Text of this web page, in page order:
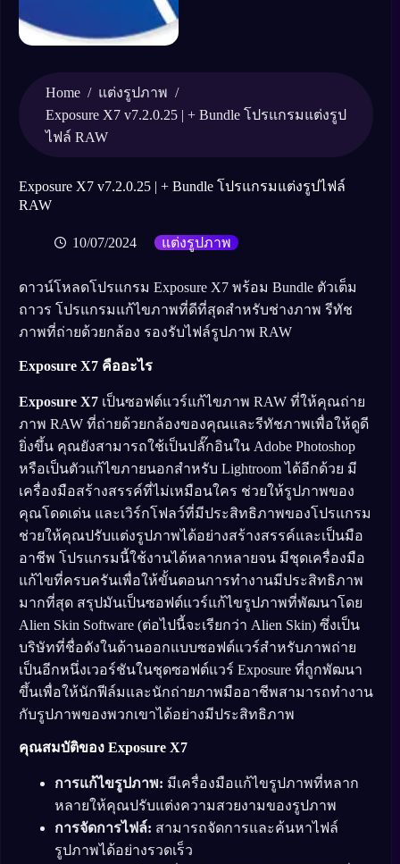
Home / แต่งรูปภาพ /
Exposure X7 v7.2.0.25 | + Bundle โปรแกรมแต่งรูป
ไฟล์ RAW
Exposure X7 v7.2.0.25 | + Bundle โปรแกรมแต่งรูปไฟล์
RAW
10/07/2024 แต่งรูปภาพ
ดาวน์โหลดโปรแกรม Exposure X7 พร้อม Bundle ตัวเต็ม
ถาวร โปรแกรมแก้ไขภาพที่ดีที่สุดสำหรับช่างภาพ รีทัช
ภาพที่ถ่ายด้วยกล้อง รองรับไฟล์รูปภาพ RAW
Exposure X7 คืออะไร
Exposure X7 เป็นซอฟต์แวร์แก้ไขภาพ RAW ที่ให้คุณถ่าย
ภาพ RAW ที่ถ่ายด้วยกล้องของคุณและรีทัชภาพเพื่อให้ดูดี
ยิ่งขึ้น คุณยังสามารถใช้เป็นปลั๊กอินใน Adobe Photoshop
หรือเป็นตัวแก้ไขภายนอกสำหรับ Lightroom ได้อีกด้วย มี
เครื่องมือสร้างสรรค์ที่ไม่เหมือนใคร ช่วยให้รูปภาพของ
คุณโดดเด่น และเวิร์กโฟลว์ที่มีประสิทธิภาพของโปรแกรม
ช่วยให้คุณปรับแต่งรูปภาพได้อย่างสร้างสรรค์และเป็นมือ
อาชีพ โปรแกรมนี้ใช้งานได้หลากหลายจน มีชุดเครื่องมือ
แก้ไขที่ครบครันเพื่อให้ขั้นตอนการทำงานมีประสิทธิภาพ
มากที่สุด สรุปมันเป็นซอฟต์แวร์แก้ไขรูปภาพที่พัฒนาโดย
Alien Skin Software (ต่อไปนี้จะเรียกว่า Alien Skin) ซึ่งเป็น
บริษัทที่ชื่อดังในด้านออกแบบซอฟต์แวร์สำหรับภาพถ่าย
เป็นอีกหนึ่งเวอร์ชันในชุดซอฟต์แวร์ Exposure ที่ถูกพัฒนา
ขึ้นเพื่อให้นักฟีล์มและนักถ่ายภาพมืออาชีพสามารถทำงาน
กับรูปภาพของพวกเขาได้อย่างมีประสิทธิภาพ
คุณสมบัติของ Exposure X7
การแก้ไขรูปภาพ: มีเครื่องมือแก้ไขรูปภาพที่หลาก
หลายให้คุณปรับแต่งความสวยงามของรูปภาพ
การจัดการไฟล์: สามารถจัดการและค้นหาไฟล์
รูปภาพได้อย่างรวดเร็ว